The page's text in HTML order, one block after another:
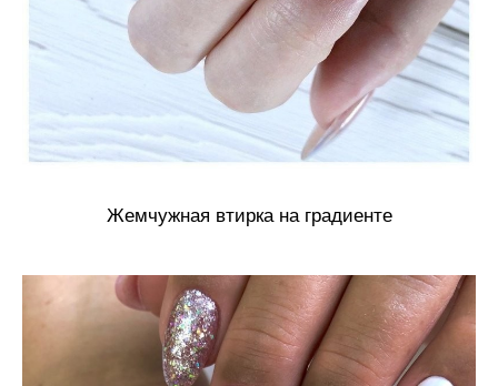
Жемчужная втирка на градиенте